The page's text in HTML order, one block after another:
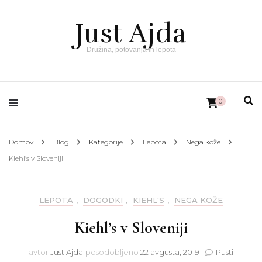
Just Ajda
Družina, potovanja in lepota
0
Domov Blog Kategorije Lepota
Nega kože
Kiehl’s v Sloveniji
LEPOTA , DOGODKI , KIEHL'S , NEGA KOŽE
Kiehl’s v Sloveniji
avtor Just Ajda posodobljeno 22 avgusta, 2019
Pusti